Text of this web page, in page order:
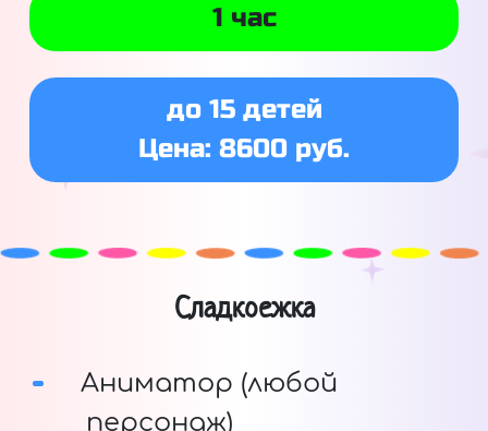
1 час
до 15 детей
Цена: 8600 руб.
Сладкоежка
Аниматор (любой
персонаж)